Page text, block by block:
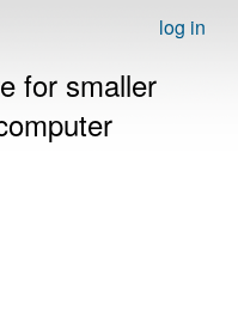
log in
for smaller